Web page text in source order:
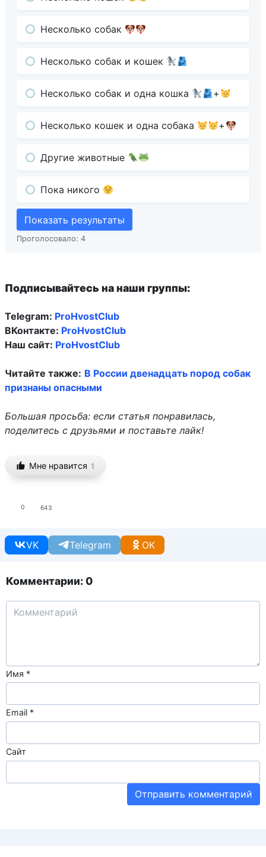
Несколько собак
Несколько собак и кошек
Несколько собак и одна кошка +
Несколько кошек и одна собака +
Другие животные
Пока никого
Показать результаты
Проголосовало: 4
Подписывайтесь на наши группы:
Telegram: ProHvostClub
ВКонтакте: ProHvostClub
Наш сайт: ProHvostClub
Читайте также: В России двенадцать пород собак
признаны опасными
Большая просьба: если статья понравилась,
поделитесь с друзьями и поставьте лайк!
Мне нравится 1
0 643
VK Telegram OK
Комментарии: 0
Имя *
Email *
Сайт